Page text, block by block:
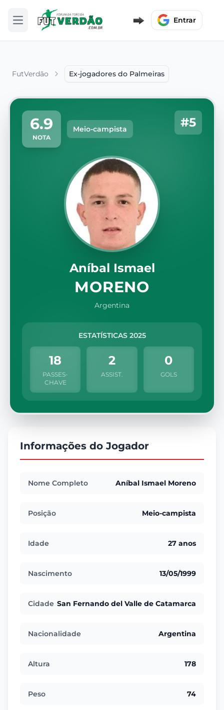
Abrir menu Entrar
FutVerdão Ex-jogadores do Palmeiras
6.9
NOTA
Meio-campista #5
Aníbal Ismael
MORENO
Argentina
ESTATÍSTICAS 2025
18
PASSES-
CHAVE
2
ASSIST.
0
GOLS
Informações do Jogador
Nome Completo Aníbal Ismael Moreno
Posição Meio-campista
Idade 27 anos
Nascimento 13/05/1999
Cidade San Fernando del Valle de Catamarca
Nacionalidade Argentina
Altura 178
Peso 74